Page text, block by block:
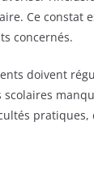
Ce constat
concernés.
doivent
pratiques,